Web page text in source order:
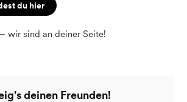
du hier
wir sind an deiner Seite!
deinen Freunden!